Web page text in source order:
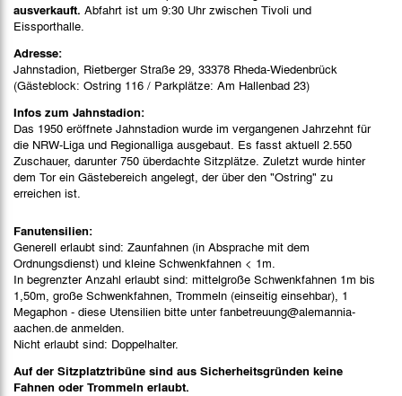
ausverkauft. Abfahrt ist um 9:30 Uhr zwischen Tivoli und
Eissporthalle.
Adresse:
Jahnstadion, Rietberger Straße 29, 33378 Rheda-Wiedenbrück
(Gästeblock: Ostring 116 / Parkplätze: Am Hallenbad 23)
Infos zum Jahnstadion:
Das 1950 eröffnete Jahnstadion wurde im vergangenen Jahrzehnt für
die NRW-Liga und Regionalliga ausgebaut. Es fasst aktuell 2.550
Zuschauer, darunter 750 überdachte Sitzplätze. Zuletzt wurde hinter
dem Tor ein Gästebereich angelegt, der über den "Ostring" zu
erreichen ist.
Fanutensilien:
Generell erlaubt sind: Zaunfahnen (in Absprache mit dem
Ordnungsdienst) und kleine Schwenkfahnen < 1m.
In begrenzter Anzahl erlaubt sind: mittelgroße Schwenkfahnen 1m bis
1,50m, große Schwenkfahnen, Trommeln (einseitig einsehbar), 1
Megaphon - diese Utensilien bitte unter fanbetreuung@alemannia-
aachen.de anmelden.
Nicht erlaubt sind: Doppelhalter.
Auf der Sitzplatztribüne sind aus Sicherheitsgründen keine
Fahnen oder Trommeln erlaubt.